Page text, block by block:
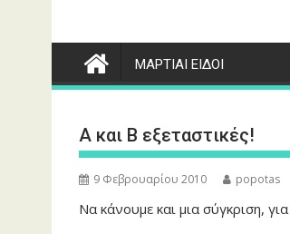
ΜΑΡΤΙΑΙ ΕΙΔΟΙ
Α και Β εξεταστικές!
9 Φεβρουαρίου 2010 popotas
Να κάνουμε και μια σύγκριση,